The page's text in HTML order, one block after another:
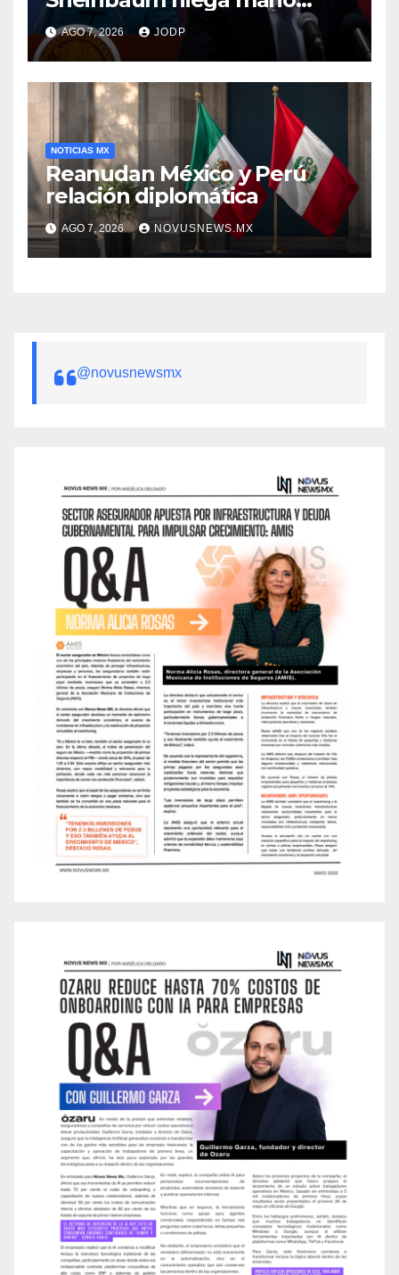
negra en captura de Ángel
Aguirre
AGO 7, 2026 JODP
NOTICIAS MX
Reanudan México y Perú
relación diplomática
AGO 7, 2026 NOVUSNEWS.MX
@novusnewsmx